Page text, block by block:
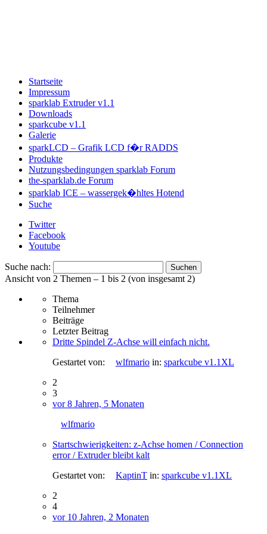
Startseite
Impressum
sparklab Extruder v1.1
Downloads
sparkcube v1.1
Galerie
sparkLCD – Grafik LCD f�r RADDS
Produkte
Nutzungsbedingungen sparklab Forum
the-sparklab.de Forum
sparklab ICE – wassergek�hltes Hotend
Suche
Twitter
Facebook
Youtube
Suche nach:
Ansicht von 2 Themen – 1 bis 2 (von insgesamt 2)
Thema
Teilnehmer
Beiträge
Letzter Beitrag
Dritte Spindel Z-Achse will einfach nicht.
Gestartet von:
wlfmario in: sparkcube v1.1XL
2
3
vor 8 Jahren, 5 Monaten
wlfmario
Startschwierigkeiten: z-Achse homen / Connection
error / Extruder bleibt kalt
Gestartet von:
KaptinT in: sparkcube v1.1XL
2
4
vor 10 Jahren, 2 Monaten